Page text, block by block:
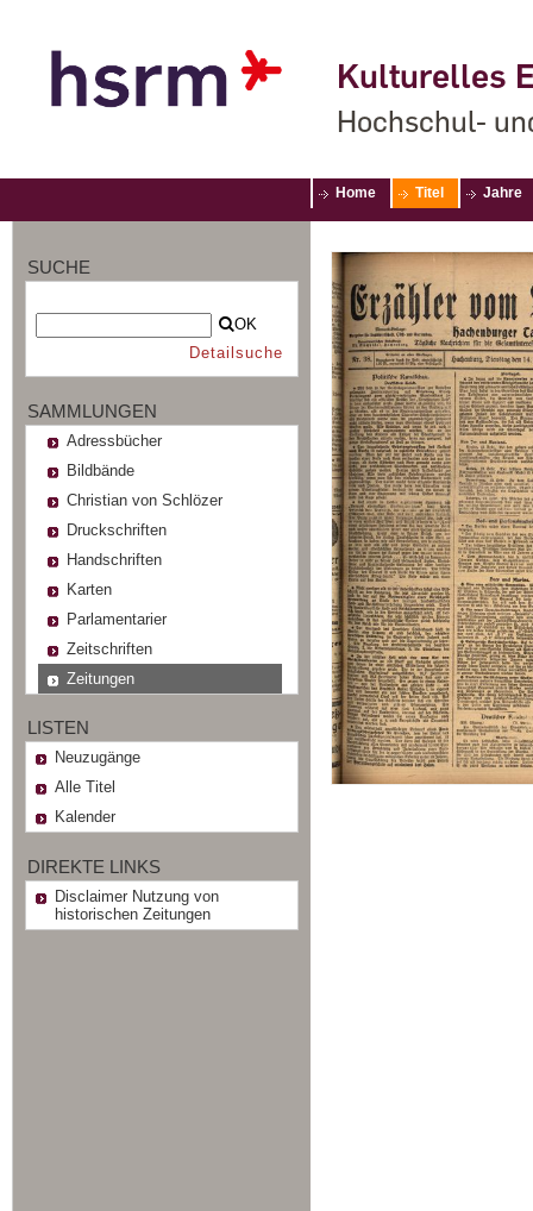
Kulturelles
Hochschul-
Home Titel Jahre
SUCHE
OK
Detailsuche
SAMMLUNGEN
Adressbücher
Bildbände
Christian von Schlözer
Druckschriften
Handschriften
Karten
Parlamentarier
Zeitschriften
Zeitungen
LISTEN
Neuzugänge
Alle Titel
Kalender
DIREKTE LINKS
Disclaimer Nutzung von
historischen Zeitungen